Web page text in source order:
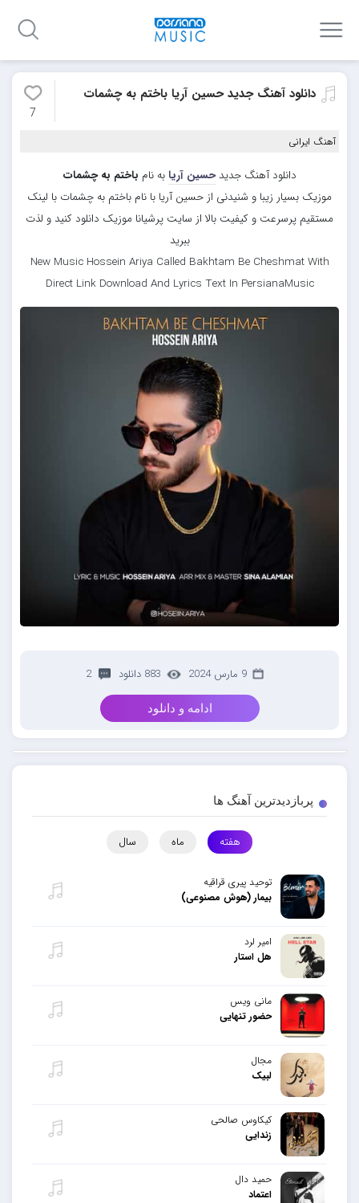
دانلود آهنگ جدید حسین آریا باختم به چشمات
7
آهنگ ایرانی
دانلود آهنگ جدیدحسین آریابه نام باختم به چشمات
موزیک بسیار زیبا و شنیدنی از حسین آریا با نام باختم به چشمات با لینک
مستقیم پرسرعت و کیفیت بالا از سایت پرشیانا موزیک دانلود کنید و لذت
ببرید
New Music Hossein Ariya Called Bakhtam Be Cheshmat With
Direct Link Download And Lyrics Text In PersianaMusic
9 مارس 2024 883 دانلود 2
ادامه و دانلود
پربازدیدترین آهنگ ها
هفته ماه سال
توحید پیری قراقیه
بیمار (هوش مصنوعی)
امیر لرد
هل استار
مانی ویس
حضور تنهایی
مجال
لبیک
کیکاوس صالحی
زندایی
حمید دال
اعتماد